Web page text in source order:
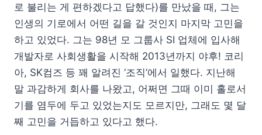
로 불리는 게 편하겠다고 답했다)를 만났을 때, 그는
인생의 기로에서 어떤 길을 갈 것인지 마지막 고민을
하고 있었다. 그는 98년 모 그룹사 SI 업체에 입사해
개발자로 사회생활을 시작해 2013년까지 야후! 코리
아, SK컴즈 등 꽤 알려진 ‘조직’에서 일했다. 지난해
말 과감하게 회사를 나왔고, 어쩌면 그때 이미 홀로서
기를 염두에 두고 있었는지도 모르지만, 그래도 몇 달
째 고민을 거듭하고 있다고 했다.